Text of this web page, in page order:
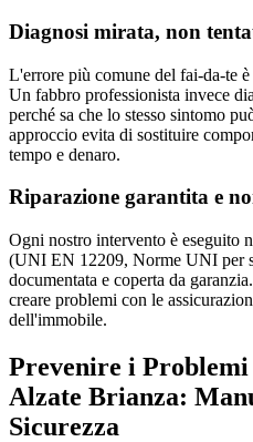
Diagnosi mirata, non
L'errore più comune del fai-da-te
Un fabbro professionista invece
perché sa che lo stesso sintomo
approccio evita di sostituire
tempo e denaro.
Riparazione garantita e
Ogni nostro intervento è eseguito
(UNI EN 12209, Norme UNI per
documentata e coperta da
creare problemi con le
dell'immobile.
Prevenire i
Alzate Brianza:
Sicurezza